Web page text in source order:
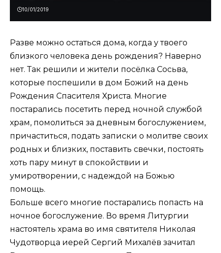
10/01/2019
Разве можно остаться дома, когда у твоего
близкого человека день рождения? Наверно
нет. Так решили и жители посёлка Сосьва,
которые поспешили в дом Божий на день
Рождения Спасителя Христа. Многие
постарались посетить перед ночной службой
храм, помолиться за дневным богослужением,
причаститься, подать записки о молитве своих
родных и близких, поставить свечки, постоять
хоть пару минут в спокойствии и
умиротворении, с надеждой на Божью
помощь.
Больше всего многие постарались попасть на
ночное богослужение. Во время Литургии
настоятель храма во имя святителя Николая
Чудотворца иерей Сергий Михалёв зачитал